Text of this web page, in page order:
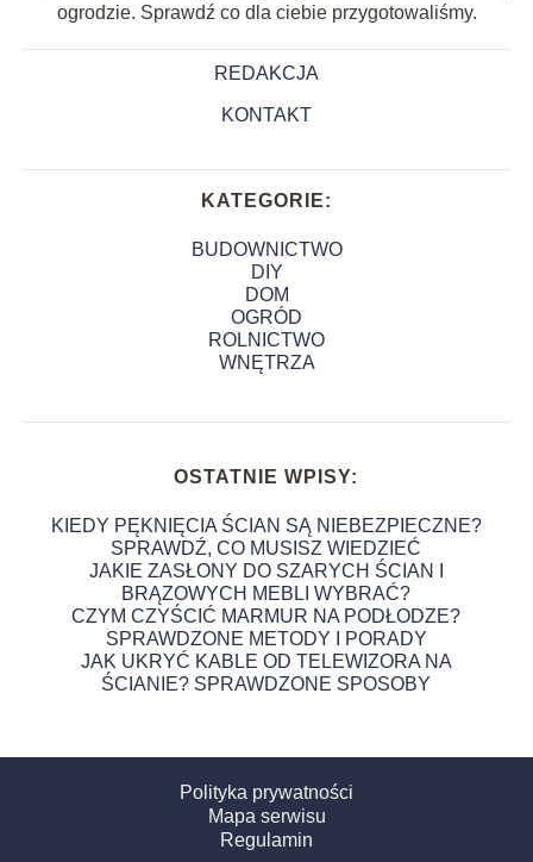
ogrodzie. Sprawdź co dla ciebie przygotowaliśmy.
REDAKCJA
KONTAKT
KATEGORIE:
BUDOWNICTWO
DIY
DOM
OGRÓD
ROLNICTWO
WNĘTRZA
OSTATNIE WPISY:
KIEDY PĘKNIĘCIA ŚCIAN SĄ NIEBEZPIECZNE?
SPRAWDŹ, CO MUSISZ WIEDZIEĆ
JAKIE ZASŁONY DO SZARYCH ŚCIAN I
BRĄZOWYCH MEBLI WYBRAĆ?
CZYM CZYŚCIĆ MARMUR NA PODŁODZE?
SPRAWDZONE METODY I PORADY
JAK UKRYĆ KABLE OD TELEWIZORA NA
ŚCIANIE? SPRAWDZONE SPOSOBY
Polityka prywatności
Mapa serwisu
Regulamin